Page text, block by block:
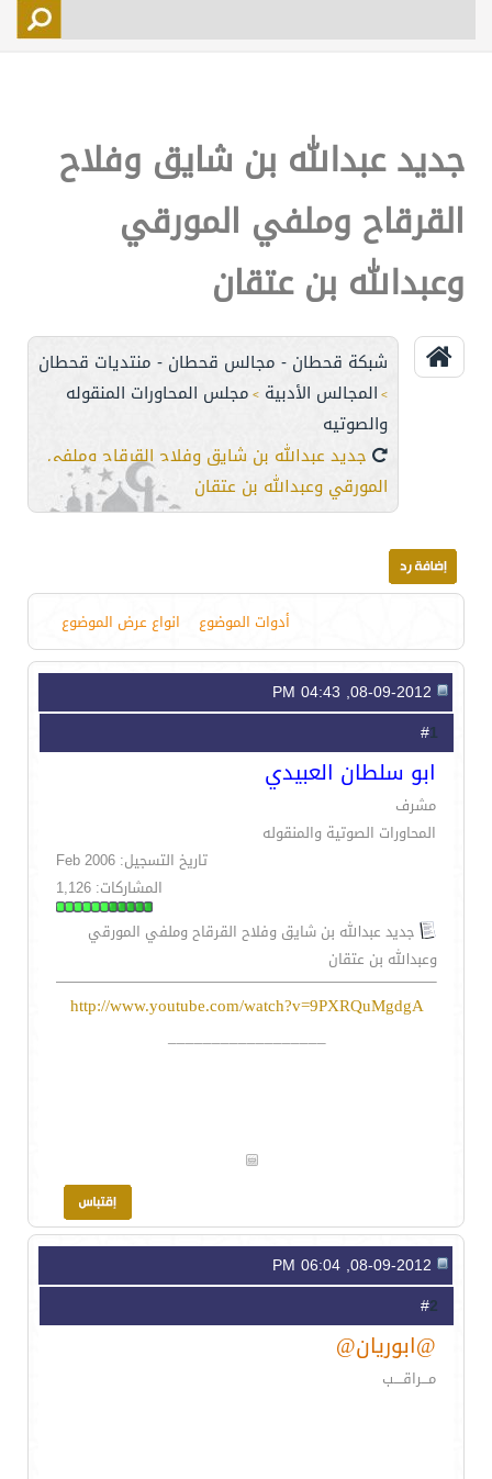
اتصل بنا
جديد عبدالله بن شايق وفلاح
القرقاح وملفي المورقي
وعبدالله بن عتقان
شبكة قحطان - مجالس قحطان - منتديات قحطان
> المجالس الأدبية > مجلس المحاورات المنقوله
والصوتيه
جديد عبدالله بن شايق وفلاح القرقاح وملفي
المورقي وعبدالله بن عتقان
أدوات الموضوع انواع عرض الموضوع
1
ابو سلطان العبيدي
مشرف
المحاورات الصوتية والمنقوله
تاريخ التسجيل: Feb 2006
المشاركات: 1,126
جديد عبدالله بن شايق وفلاح القرقاح وملفي المورقي
وعبدالله بن عتقان
http://www.youtube.com/watch?v=9PXRQuMgdgA
__________________
2
@ابوريان@
مـــراقــــب